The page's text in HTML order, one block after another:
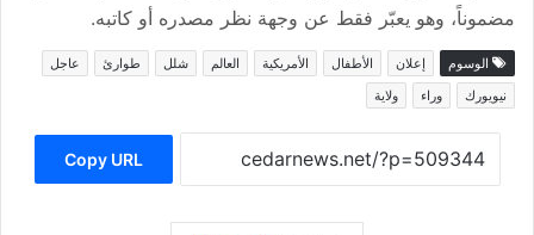
مضموناً، وهو يعبّر فقط عن وجهة نظر مصدره أو كاتبه.
الوسوم إعلان الأطفال الأمريكية العالم شلل طوارئ
عاجل
نيويورك
وراء ولاية
Copy URL